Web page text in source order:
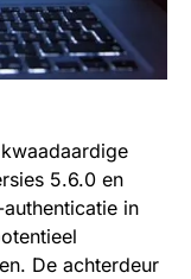
5.6.0 en
in
De achterdeur